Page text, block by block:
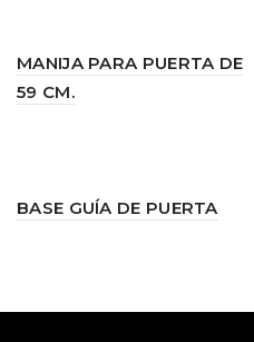
MANIJA PARA PUERTA DE
59 CM.
BASE GUÍA DE PUERTA